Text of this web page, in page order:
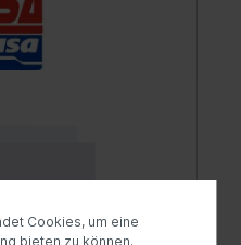
Cookies, um eine
bieten zu können.